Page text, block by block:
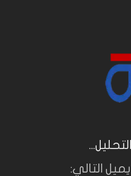
التالي: